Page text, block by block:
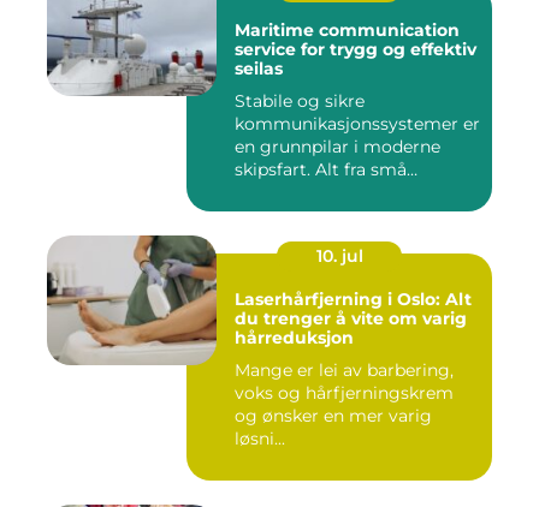
Maritime communication
service for trygg og effektiv
seilas
Stabile og sikre
kommunikasjonssystemer er
en grunnpilar i moderne
skipsfart. Alt fra små
10. jul
Laserhårfjerning i Oslo: Alt
du trenger å vite om varig
hårreduksjon
Mange er lei av barbering,
voks og hårfjerningskrem
og ønsker en mer varig
løsni...